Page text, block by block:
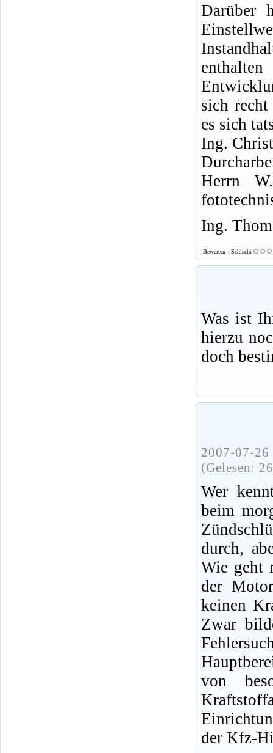
Darüber
sich
es sich
Ing.
Herrn
Ing.
Bewerten - Schlecht
Was ist
hierzu
doch
2007-07-
(Gelesen:
Wer
beim
durch,
Wie geht
der
keinen
Zwar
von
der Kfz-